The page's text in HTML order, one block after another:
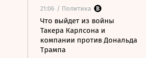
21:06 / Политика
Что выйдет из войны
Такера Карлсона и
компании против Дональда
Трампа